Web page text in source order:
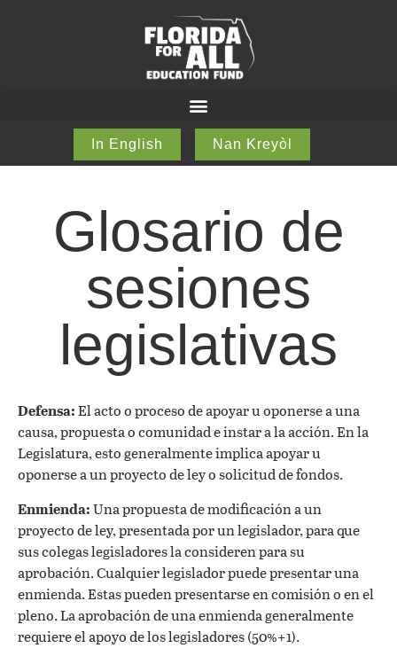
In English Nan Kreyòl
Glosario de
sesiones
legislativas
Defensa:El acto o proceso de apoyar u oponerse a una
causa, propuesta o comunidad e instar a la acción. En la
Legislatura, esto generalmente implica apoyar u
oponerse a un proyecto de ley o solicitud de fondos.
Enmienda:Una propuesta de modificación a un
proyecto de ley, presentada por un legislador, para que
sus colegas legisladores la consideren para su
aprobación. Cualquier legislador puede presentar una
enmienda. Estas pueden presentarse en comisión o en el
pleno. La aprobación de una enmienda generalmente
requiere el apoyo de los legisladores (50%+1).